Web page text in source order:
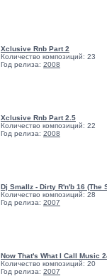
Xclusive Rnb Part 2
Количество композиций: 23
Год релиза: 2008
Xclusive Rnb Part 2.5
Количество композиций: 22
Год релиза: 2008
Dj Smallz - Dirty R'n'b 16 (The
Количество композиций: 28
Год релиза: 2007
Now That's What I Call Music
Количество композиций: 20
Год релиза: 2007